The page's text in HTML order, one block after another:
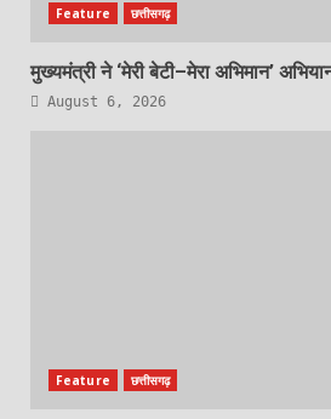
Feature छत्तीसगढ़
मुख्यमंत्री ने ‘मेरी बेटी–मेरा अभिमान’
August 6, 2026
Feature छत्तीसगढ़